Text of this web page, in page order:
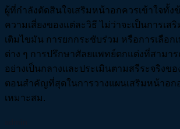
ผู้ที่กำลังตัดสินใจเสริมหน้าอกควรเข้าใจทั้ง
ความเสี่ยงของแต่ละวิธี ไม่ว่าจะเป็นการเส
เติมไขมัน การยกกระชับร่วม หรือการเลือก
ต่าง ๆ การปรึกษาศัลยแพทย์ตกแต่งที่สามาร
อย่างเป็นกลางและประเมินตามสรีระจริงข
ตอนสำคัญที่สุดในการวางแผนเสริมหน้าอก
เหมาะสม.